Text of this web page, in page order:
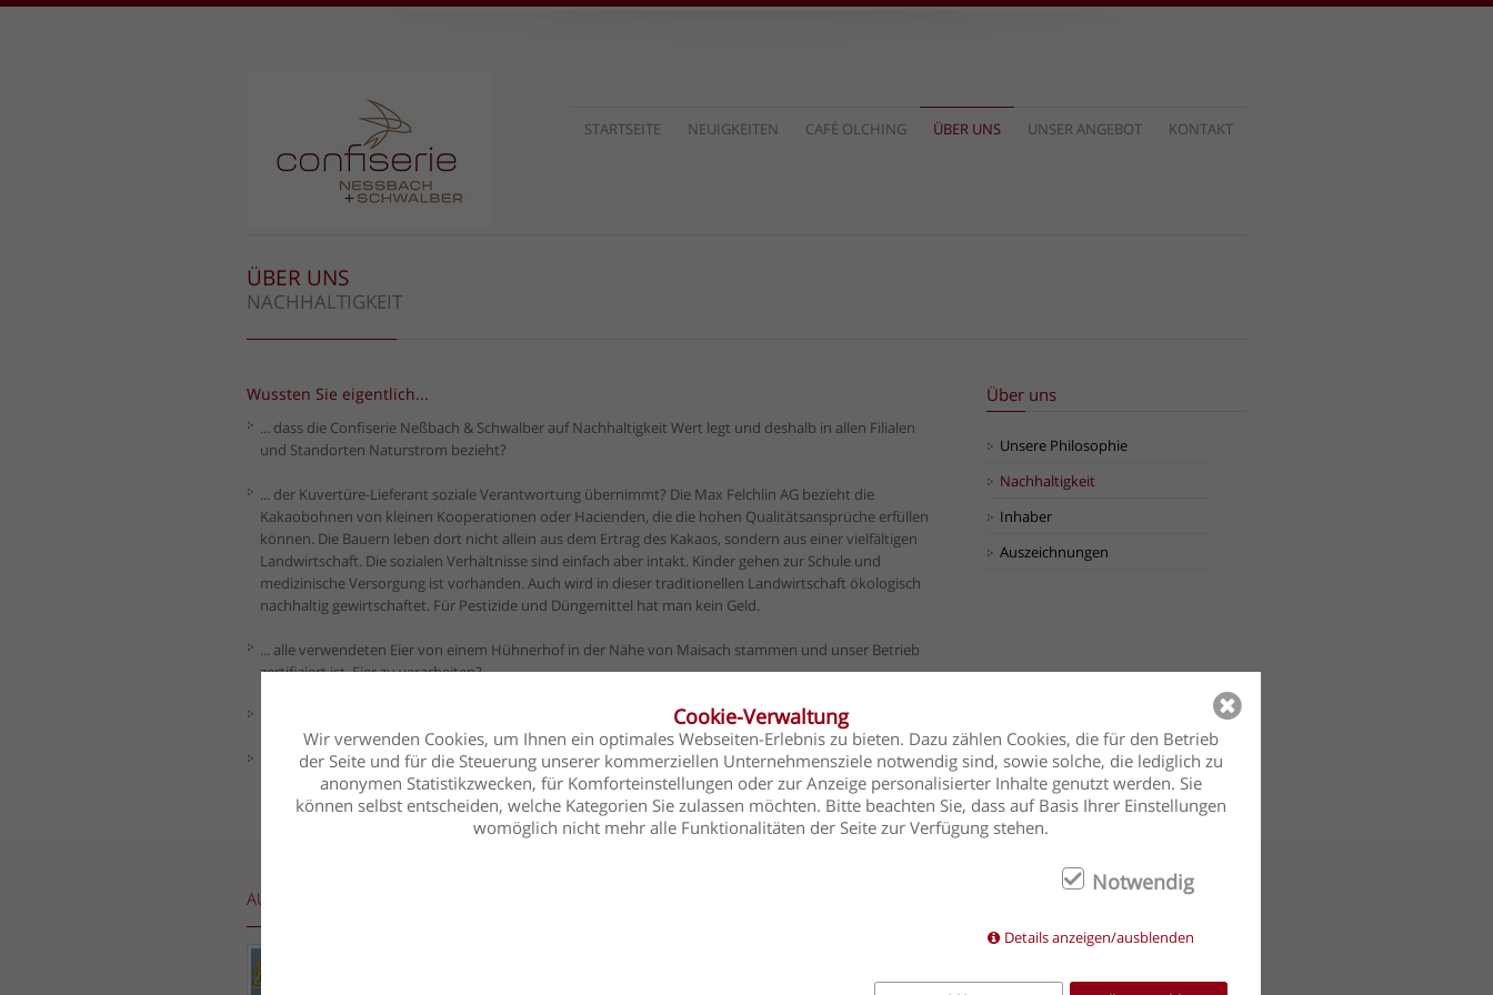
STARTSEITE NEUIGKEITEN CAFÉ OLCHING ÜBER UNS UNSER ANGEBOT KONTAKT
ÜBER UNS
NACHHALTIGKEIT
Wussten Sie eigentlich...
... dass die Confiserie Neßbach & Schwalber auf Nachhaltigkeit Wert legt und deshalb in allen Filialen
und Standorten Naturstrom bezieht?
... der Kuvertüre-Lieferant soziale Verantwortung übernimmt? Die Max Felchlin AG bezieht die
Kakaobohnen von kleinen Kooperationen oder Hacienden, die die hohen Qualitätsansprüche erfüllen
können. Die Bauern leben dort nicht allein aus dem Ertrag des Kakaos, sondern aus einer vielfältigen
Landwirtschaft. Die sozialen Verhältnisse sind einfach aber intakt. Kinder gehen zur Schule und
medizinische Versorgung ist vorhanden. Auch wird in dieser traditionellen Landwirtschaft ökologisch
nachhaltig gewirtschaftet. Für Pestizide und Düngemittel hat man kein Geld.
... alle verwendeten Eier von einem Hühnerhof in der Nähe von Maisach stammen und unser Betrieb
zertifiziert ist, Eier zu verarbeiten?
... dass die Confiserie Neßbach & Schwalber die Olchinger Tafel berücksichtigt?
... dass wir die Milchprodukte der Firma "Berchtesgadener Land" verwenden?
Über uns
Unsere Philosophie
Nachhaltigkeit
Inhaber
Auszeichnungen
AUSZEICHNUNGEN
Cookie-Verwaltung
Wir verwenden Cookies, um Ihnen ein optimales Webseiten-Erlebnis zu bieten. Dazu zählen Cookies, die für den Betrieb
der Seite und für die Steuerung unserer kommerziellen Unternehmensziele notwendig sind, sowie solche, die lediglich zu
anonymen Statistikzwecken, für Komforteinstellungen oder zur Anzeige personalisierter Inhalte genutzt werden. Sie
können selbst entscheiden, welche Kategorien Sie zulassen möchten. Bitte beachten Sie, dass auf Basis Ihrer Einstellungen
womöglich nicht mehr alle Funktionalitäten der Seite zur Verfügung stehen.
Notwendig
Details anzeigen/ausblenden